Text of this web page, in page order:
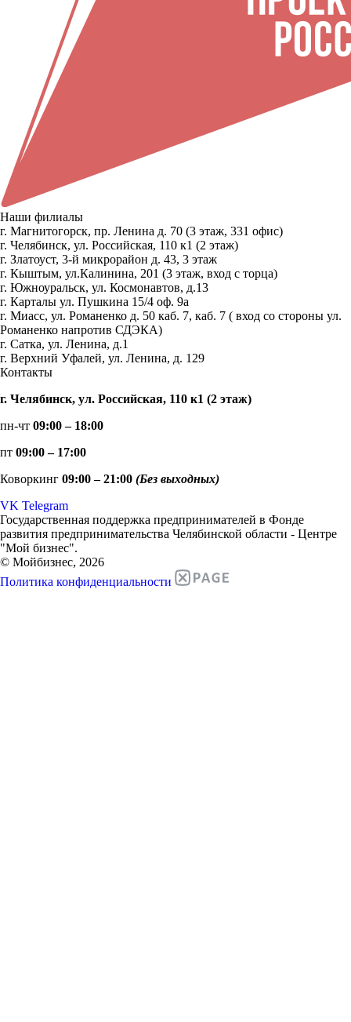
Наши филиалы
г. Магнитогорск, пр. Ленина д. 70 (3 этаж, 331 офис)
г. Челябинск, ул. Российская, 110 к1 (2 этаж)
г. Златоуст, 3-й микрорайон д. 43, 3 этаж
г. Кыштым, ул.Калинина, 201 (3 этаж, вход с торца)
г. Южноуральск, ул. Космонавтов, д.13
г. Карталы ул. Пушкина 15/4 оф. 9а
г. Миасс, ул. Романенко д. 50 каб. 7, каб. 7 ( вход со стороны ул.
Романенко напротив СДЭКА)
г. Сатка, ул. Ленина, д.1
г. Верхний Уфалей, ул. Ленина, д. 129
Контакты
г. Челябинск, ул. Российская, 110 к1 (2 этаж)
пн-чт 09:00 – 18:00
пт 09:00 – 17:00
Коворкинг 09:00 – 21:00 (Без выходных)
VK Telegram
Государственная поддержка предпринимателей в Фонде
развития предпринимательства Челябинской области - Центре
"Мой бизнес".
© Мойбизнес, 2026
Политика конфиденциальности